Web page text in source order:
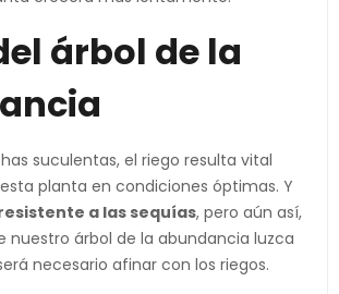
árbol de la
suculentas, el riego resulta vital
planta en condiciones óptimas. Y
a las sequías, pero aún así,
nuestro árbol de la abundancia luzca
necesario afinar con los riegos.